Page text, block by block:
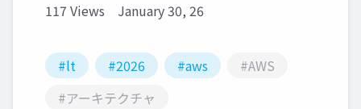
117 Views January 30, 26
#lt #2026 #aws
#AWS
#アーキテクチャ